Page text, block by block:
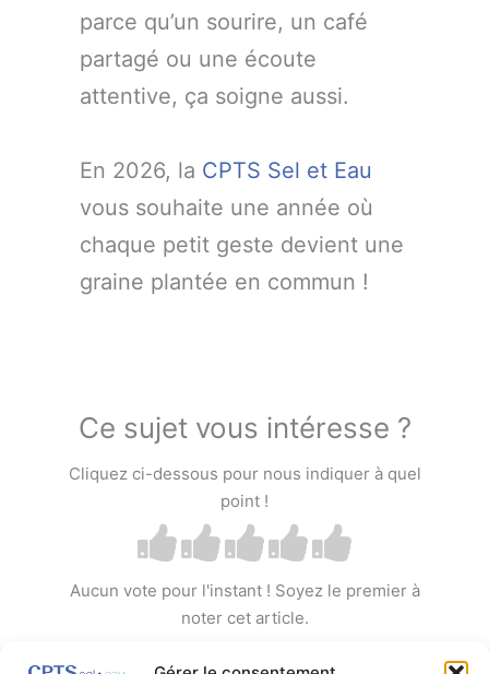
parce qu’un sourire, un café
partagé ou une écoute
attentive, ça soigne aussi.
En 2026, la CPTS Sel et Eau
vous souhaite une année où
chaque petit geste devient une
graine plantée en commun !
Ce sujet vous intéresse ?
Cliquez ci-dessous pour nous indiquer à quel
point !
Aucun vote pour l'instant ! Soyez le premier à
noter cet article.